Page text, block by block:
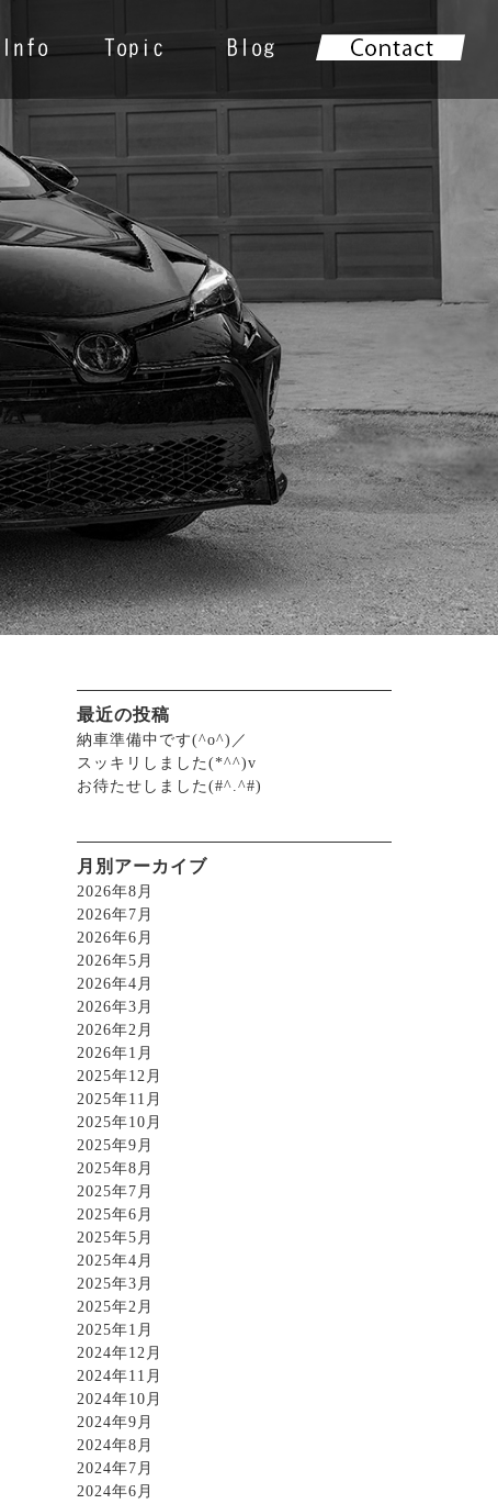
最近の投稿
納車準備中です(^o^)／
スッキリしました(*^^)v
お待たせしました(#^.^#)
月別アーカイブ
2026年8月
2026年7月
2026年6月
2026年5月
2026年4月
2026年3月
2026年2月
2026年1月
2025年12月
2025年11月
2025年10月
2025年9月
2025年8月
2025年7月
2025年6月
2025年5月
2025年4月
2025年3月
2025年2月
2025年1月
2024年12月
2024年11月
2024年10月
2024年9月
2024年8月
2024年7月
2024年6月